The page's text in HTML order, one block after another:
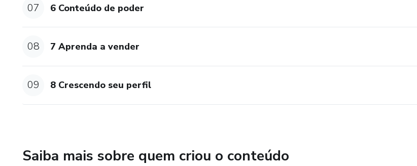
07 6 Conteúdo de poder
08 7 Aprenda a vender
09 8 Crescendo seu perfil
Saiba mais sobre quem criou o conteúdo